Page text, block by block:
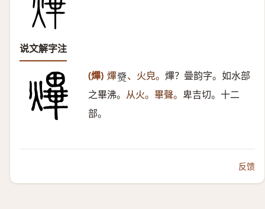
说文解字注
(熚) 熚𤒓 、火皃。 熚？曡韵字。如水部
之畢沸。 从火。畢聲。 卑吉切。十二
部。
反馈